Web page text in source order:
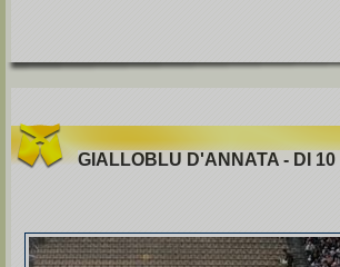
GIALLOBLU D'ANNATA - DI 10